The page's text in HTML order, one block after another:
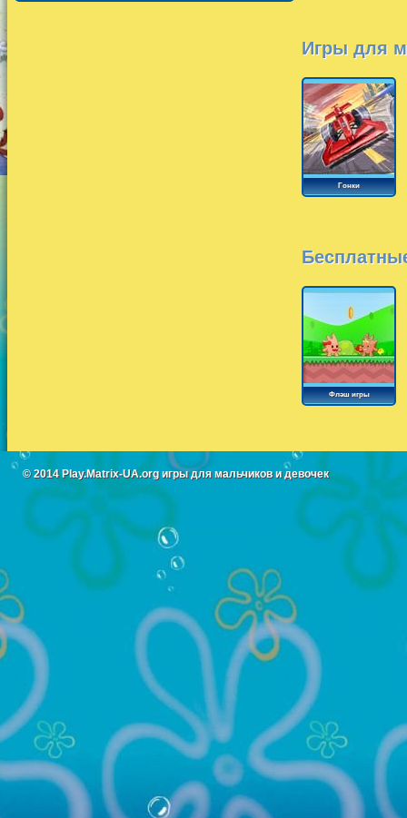
Игры для
Гонки
Флэш игры
© 2014Play.Matrix-UA.orgигры для мальчиков и девочек